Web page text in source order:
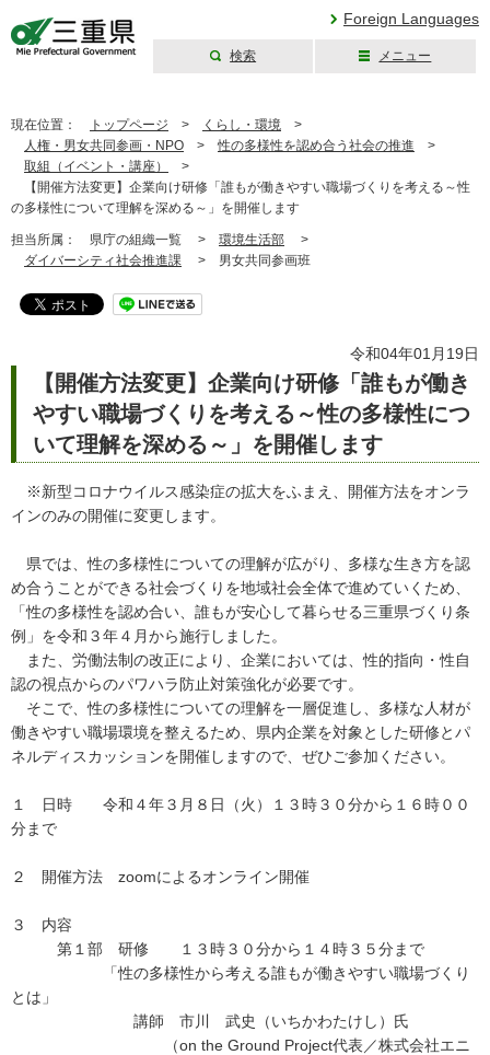
Foreign Languages
検索 メニュー
現在位置： トップページ > くらし・環境 >
人権・男女共同参画・NPO > 性の多様性を認め合う社会の推進 >
取組（イベント・講座）
>
【開催方法変更】企業向け研修「誰もが働きやすい職場づくりを考える～性
の多様性について理解を深める～」を開催します
担当所属： 県庁の組織一覧 > 環境生活部 >
ダイバーシティ社会推進課 > 男女共同参画班
令和04年01月19日
【開催方法変更】企業向け研修「誰もが働き
やすい職場づくりを考える～性の多様性につ
いて理解を深める～」を開催します
※新型コロナウイルス感染症の拡大をふまえ、開催方法をオンラ
インのみの開催に変更します。
県では、性の多様性についての理解が広がり、多様な生き方を認
め合うことができる社会づくりを地域社会全体で進めていくため、
「性の多様性を認め合い、誰もが安心して暮らせる三重県づくり条
例」を令和３年４月から施行しました。
また、労働法制の改正により、企業においては、性的指向・性自
認の視点からのパワハラ防止対策強化が必要です。
そこで、性の多様性についての理解を一層促進し、多様な人材が
働きやすい職場環境を整えるため、県内企業を対象とした研修とパ
ネルディスカッションを開催しますので、ぜひご参加ください。
１ 日時 令和４年３月８日（火）１３時３０分から１６時００
分まで
２ 開催方法 zoomによるオンライン開催
３ 内容
第１部 研修 １３時３０分から１４時３５分まで
「性の多様性から考える誰もが働きやすい職場づくり
とは」
講師 市川 武史（いちかわたけし）氏
（on the Ground Project代表／株式会社エニ